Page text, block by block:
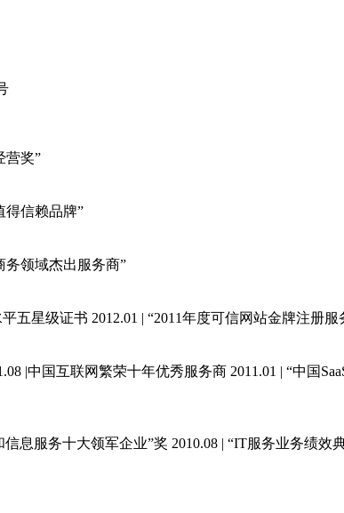
营奖”
得信赖品牌”
务领域杰出服务商”
五星级证书 2012.01 | “2011年度可信网站金牌注册
|中国互联网繁荣十年优秀服务商 2011.01 | “中国
信息服务十大领军企业”奖 2010.08 | “IT服务业务绩效